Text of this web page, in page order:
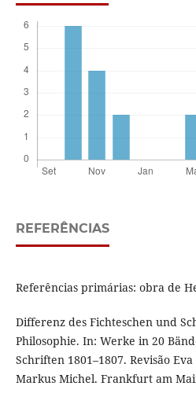
REFERÊNCIAS
Referências primárias: obra de
Differenz des Fichteschen und
Philosophie. In: Werke in 20
Schriften 1801–1807. Revisão
Markus Michel. Frankfurt am